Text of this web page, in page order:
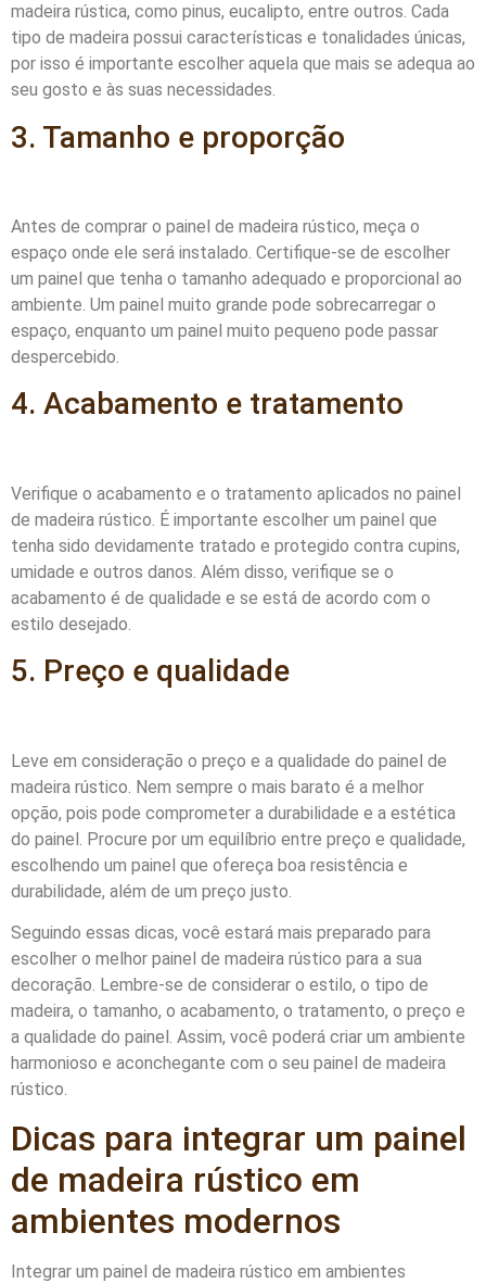
madeira rústica, como pinus, eucalipto, entre outros. Cada
tipo de madeira possui características e tonalidades únicas,
por isso é importante escolher aquela que mais se adequa ao
seu gosto e às suas necessidades.
3. Tamanho e proporção
Antes de comprar o painel de madeira rústico, meça o
espaço onde ele será instalado. Certifique-se de escolher
um painel que tenha o tamanho adequado e proporcional ao
ambiente. Um painel muito grande pode sobrecarregar o
espaço, enquanto um painel muito pequeno pode passar
despercebido.
4. Acabamento e tratamento
Verifique o acabamento e o tratamento aplicados no painel
de madeira rústico. É importante escolher um painel que
tenha sido devidamente tratado e protegido contra cupins,
umidade e outros danos. Além disso, verifique se o
acabamento é de qualidade e se está de acordo com o
estilo desejado.
5. Preço e qualidade
Leve em consideração o preço e a qualidade do painel de
madeira rústico. Nem sempre o mais barato é a melhor
opção, pois pode comprometer a durabilidade e a estética
do painel. Procure por um equilíbrio entre preço e qualidade,
escolhendo um painel que ofereça boa resistência e
durabilidade, além de um preço justo.
Seguindo essas dicas, você estará mais preparado para
escolher o melhor painel de madeira rústico para a sua
decoração. Lembre-se de considerar o estilo, o tipo de
madeira, o tamanho, o acabamento, o tratamento, o preço e
a qualidade do painel. Assim, você poderá criar um ambiente
harmonioso e aconchegante com o seu painel de madeira
rústico.
Dicas para integrar um painel
de madeira rústico em
ambientes modernos
Integrar um painel de madeira rústico em ambientes